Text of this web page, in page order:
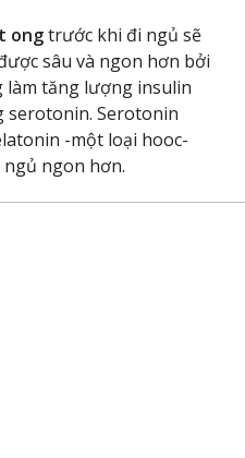
ongtrước khi đi ngủ sẽ
sâu và ngon hơn bởi
tăng lượng insulin
serotonin. Serotonin
-một loại hooc-
ngon hơn.